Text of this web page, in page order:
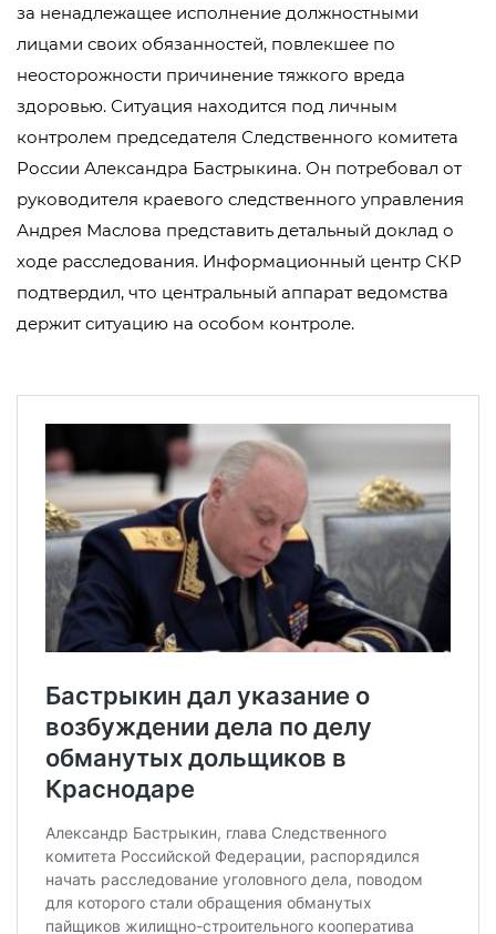
за ненадлежащее исполнение должностными
лицами своих обязанностей, повлекшее по
неосторожности причинение тяжкого вреда
здоровью. Ситуация находится под личным
контролем председателя Следственного комитета
России Александра Бастрыкина. Он потребовал от
руководителя краевого следственного управления
Андрея Маслова представить детальный доклад о
ходе расследования. Информационный центр СКР
подтвердил, что центральный аппарат ведомства
держит ситуацию на особом контроле.